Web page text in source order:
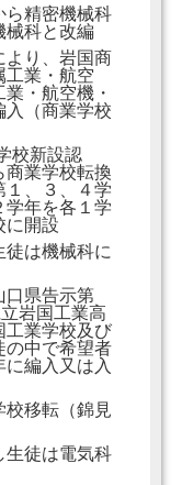
ら精密機械科
械科と改編
より、岩国商
工業・航空
・航空機・
入（商業学校
校新設認
商業学校転換
１、３、４学
学年を各１学
に開設
徒は機械科に
口県告示第
岩国工業高
工業学校及び
の中で希望者
に編入又は入
校移転（錦見
生徒は電気科